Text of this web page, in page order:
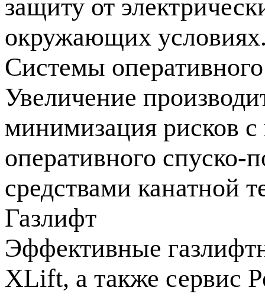
защиту от
окружающих
Системы
Увеличение
минимизация рисков
оперативного
средствами канатной
Газлифт
Эффективные
XLift, а также сервис